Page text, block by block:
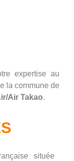
expertise au
la commune de
Air Takao.
située